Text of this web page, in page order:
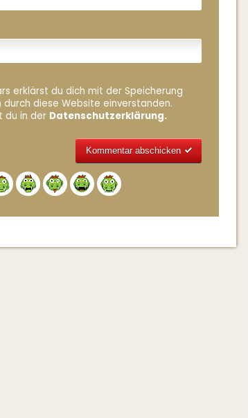
erklärst du dich mit der Speicherung
diese Website einverstanden.
du in der Datenschutzerklärung.